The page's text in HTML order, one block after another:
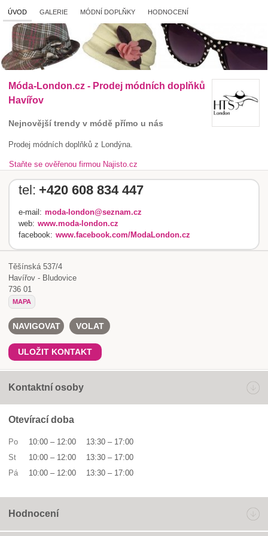
ÚVOD GALERIE MÓDNÍ DOPLŇKY HODNOCENÍ
Móda-London.cz - Prodej módních doplňků
Havířov
Nejnovější trendy v módě přímo u nás
Prodej módních doplňků z Londýna.
Staňte se ověřenou firmou Najisto.cz
tel: +420 608 834 447
e-mail: moda-london@seznam.cz
web: www.moda-london.cz
facebook: www.facebook.com/ModaLondon.cz
Těšínská 537/4
Havířov - Bludovice
736 01
MAPA
NAVIGOVAT VOLAT
ULOŽIT KONTAKT
Kontaktní osoby
Otevírací doba
Po 10:00 – 12:00 13:30 – 17:00
St
10:00 – 12:00 13:30 – 17:00
Pá
10:00 – 12:00 13:30 – 17:00
Hodnocení